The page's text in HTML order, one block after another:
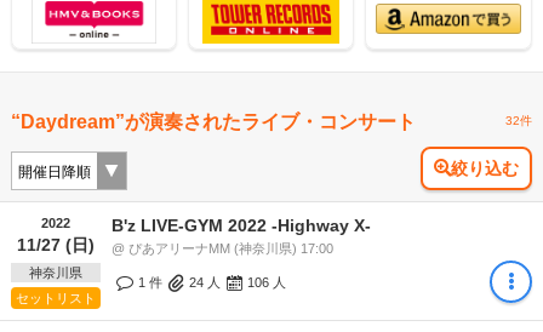
“Daydream”が演奏されたライブ・コンサート 32件
絞り込む
2022
11/27 (日)
神奈川県
セットリスト
B'z LIVE-GYM 2022 -Highway X-
@ ぴあアリーナMM (神奈川県) 17:00
1 件 24 人 106 人